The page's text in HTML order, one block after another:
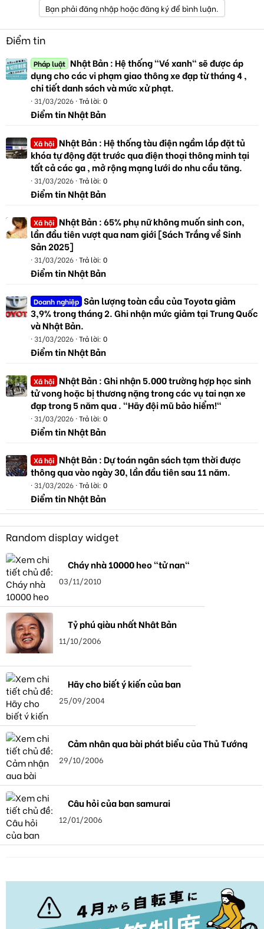
Bạn phải đăng nhập hoặc đăng ký để bình luận.
Điểm tin
Pháp luật Nhật Bản : Hệ thống "Vé xanh" sẽ được áp
dụng cho các vi phạm giao thông xe đạp từ tháng 4 ,
chi tiết danh sách và mức xử phạt.
31/03/2026 Trả lời: 0
Điểm tin Nhật Bản
Xã hội Nhật Bản : Hệ thống tàu điện ngầm lắp đặt tủ
khóa tự động đặt trước qua điện thoại thông minh tại
tất cả các ga , mở rộng mạng lưới do nhu cầu tăng.
31/03/2026 Trả lời: 0
Điểm tin Nhật Bản
Xã hội Nhật Bản : 65% phụ nữ không muốn sinh con,
lần đầu tiên vượt qua nam giới [Sách Trắng về Sinh
Sản 2025]
31/03/2026 Trả lời: 0
Điểm tin Nhật Bản
Doanh nghiệp Sản lượng toàn cầu của Toyota giảm
3,9% trong tháng 2. Ghi nhận mức giảm tại Trung Quốc
và Nhật Bản.
31/03/2026 Trả lời: 0
Điểm tin Nhật Bản
Xã hội Nhật Bản : Ghi nhận 5.000 trường hợp học sinh
tử vong hoặc bị thương nặng trong các vụ tai nạn xe
đạp trong 5 năm qua . "Hãy đội mũ bảo hiểm!"
31/03/2026 Trả lời: 0
Điểm tin Nhật Bản
Xã hội Nhật Bản : Dự toán ngân sách tạm thời được
thông qua vào ngày 30, lần đầu tiên sau 11 năm.
31/03/2026 Trả lời: 0
Điểm tin Nhật Bản
Random display widget
Cháy nhà 10000 heo "tử nạn"
03/11/2010
Tỷ phú giàu nhất Nhật Bản
11/10/2006
Hãy cho biết ý kiến của bạn
25/09/2004
Cảm nhận qua bài phát biểu của Thủ Tướng
29/10/2006
Câu hỏi của bạn samurai
12/01/2006